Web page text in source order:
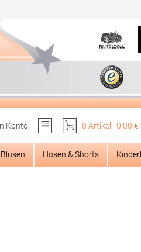
Konto
0 Artikel | 0,00 €
Hosen & Shorts